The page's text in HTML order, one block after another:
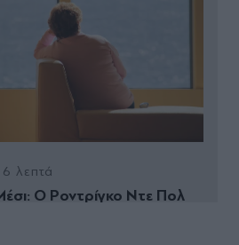
λεπτά
Ο Ροντρίγκο Ντε Πολ